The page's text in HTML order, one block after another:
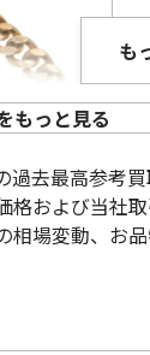
も
もっと見る
去最高参考
格および当社
場変動、お品